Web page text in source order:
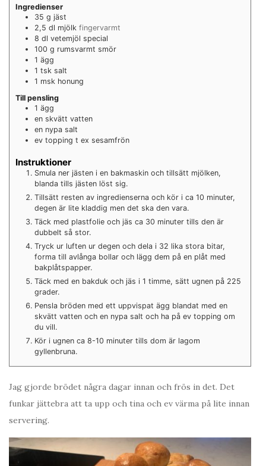
Ingredienser
35 g jäst
2,5 dl mjölk fingervarmt
8 dl vetemjöl special
100 g rumsvarmt smör
1 ägg
1 tsk salt
1 msk honung
Till pensling
1 ägg
en skvätt vatten
en nypa salt
ev topping t ex sesamfrön
Instruktioner
Smula ner jästen i en bakmaskin och tillsätt mjölken,
blanda tills jästen löst sig.
Tillsätt resten av ingredienserna och kör i ca 10 minuter,
degen är lite kladdig men det ska den vara.
Täck med plastfolie och jäs ca 30 minuter tills den är
dubbelt så stor.
Tryck ur luften ur degen och dela i 32 lika stora bitar,
forma till avlånga bollar och lägg dem på en plåt med
bakplåtspapper.
Täck med en bakduk och jäs i 1 timme, sätt ugnen på 225
grader.
Pensla bröden med ett uppvispat ägg blandat med en
skvätt vatten och en nypa salt och ha på ev topping om
du vill.
Kör i ugnen ca 8-10 minuter tills dom är lagom
gyllenbruna.
Jag gjorde brödet några dagar innan och frös in det. Det
funkar jättebra att ta upp och tina och ev värma på lite innan
servering.